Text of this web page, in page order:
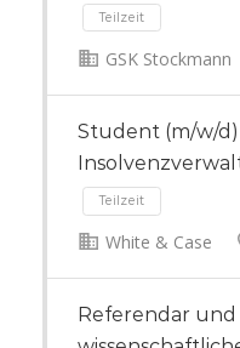
Teilzeit
GSK Stockmann
Student (m/w/d)
White & Case
Referendar und